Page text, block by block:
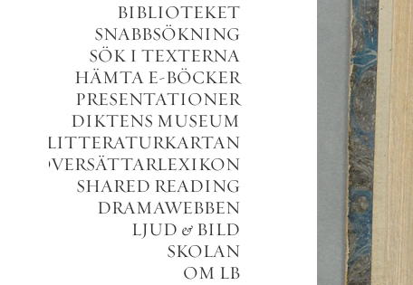
BIBLIOTEKET
SNABBSÖKNING
SÖK I TEXTERNA
HÄMTA E-BÖCKER
PRESENTATIONER
DIKTENS MUSEUM
SHARED READING
DRAMAWEBBEN
&BILD
SKOLAN
OM LB